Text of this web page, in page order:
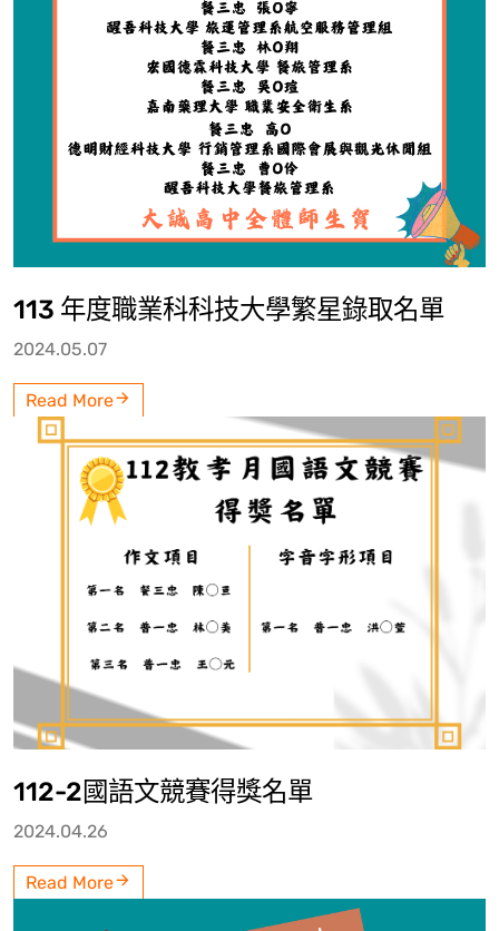
113 年度職業科科技大學繁星錄取名單
2024.05.07
Read More
112-2國語文競賽得獎名單
2024.04.26
Read More